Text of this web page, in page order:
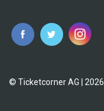
© Ticketcorner AG | 2026